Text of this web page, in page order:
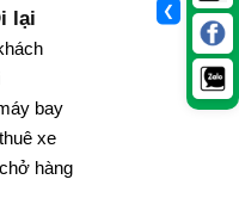
❮
lại
bay
xe
hàng